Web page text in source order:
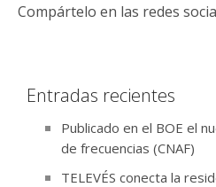
Compártelo en las redes
Entradas recientes
Publicado en el BOE el
de frecuencias (CNAF)
TELEVÉS conecta la